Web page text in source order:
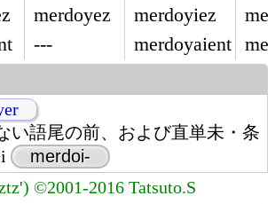
merdoyez
---
merdoyiez
merdoyaient
い語尾の前、および直単未・条
merdoi-
©2001-2016 Tatsuto.S